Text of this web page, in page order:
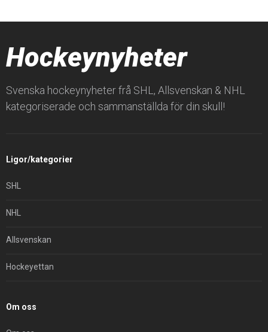
Hockeynyheter
Svenska hockeynyheter frå SHL, Allsvenskan & NHL
kategoriserade och sammanställda för din skull!
Ligor/kategorier
SHL
NHL
Allsvenskan
Hockeyettan
Om oss